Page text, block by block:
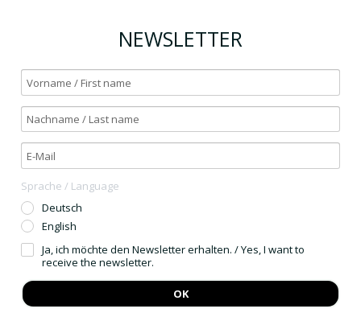
NEWSLETTER
Sprache / Language
Deutsch
English
Ja, ich möchte den Newsletter erhalten. / Yes, I want to
receive the newsletter.
OK